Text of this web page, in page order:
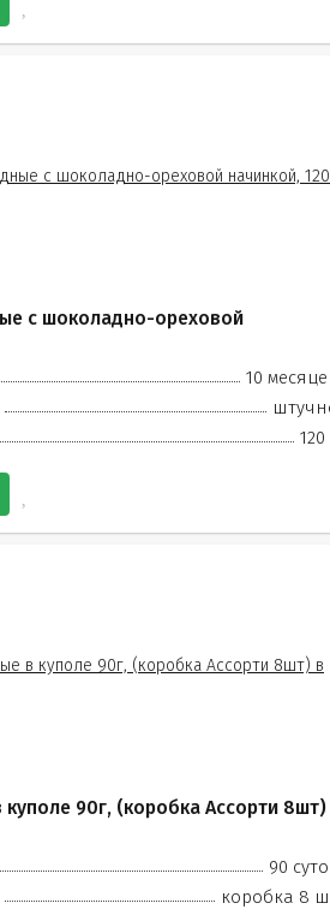
с шоколадно-ореховой
10
120
90г, (коробка Ассорти 8шт)
90
коробка 8